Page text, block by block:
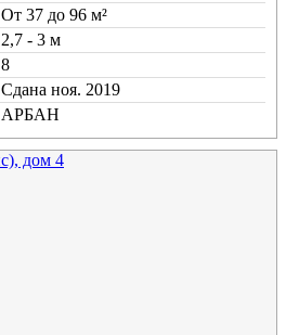
От 37 до 96 м²
2,7 - 3 м
8
Cдана ноя. 2019
АРБАН